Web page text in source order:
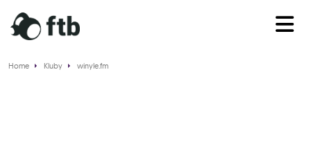
Home Kluby winyle.fm